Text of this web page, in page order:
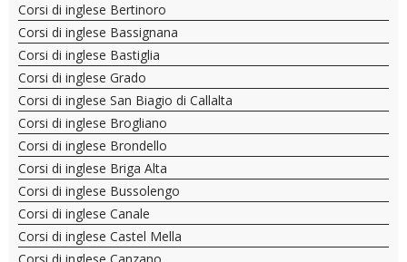
Corsi di inglese Bertinoro
Corsi di inglese Bassignana
Corsi di inglese Bastiglia
Corsi di inglese Grado
Corsi di inglese San Biagio di Callalta
Corsi di inglese Brogliano
Corsi di inglese Brondello
Corsi di inglese Briga Alta
Corsi di inglese Bussolengo
Corsi di inglese Canale
Corsi di inglese Castel Mella